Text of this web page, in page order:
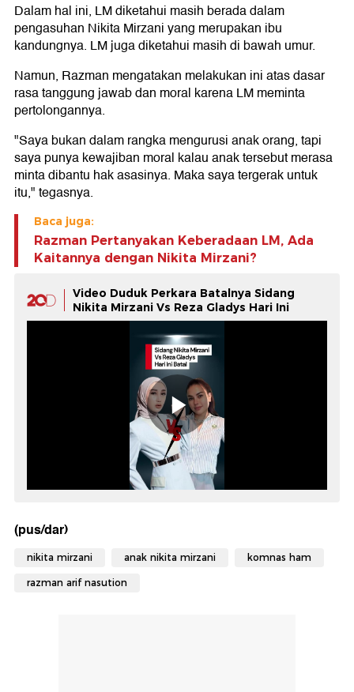
Dalam hal ini, LM diketahui masih berada dalam
pengasuhan Nikita Mirzani yang merupakan ibu
kandungnya. LM juga diketahui masih di bawah umur.
Namun, Razman mengatakan melakukan ini atas dasar
rasa tanggung jawab dan moral karena LM meminta
pertolongannya.
"Saya bukan dalam rangka mengurusi anak orang, tapi
saya punya kewajiban moral kalau anak tersebut merasa
minta dibantu hak asasinya. Maka saya tergerak untuk
itu," tegasnya.
Baca juga:
Razman Pertanyakan Keberadaan LM, Ada
Kaitannya dengan Nikita Mirzani?
Video Duduk Perkara Batalnya Sidang
Nikita Mirzani Vs Reza Gladys Hari Ini
(pus/dar)
nikita mirzani anak nikita mirzani komnas ham
razman arif nasution